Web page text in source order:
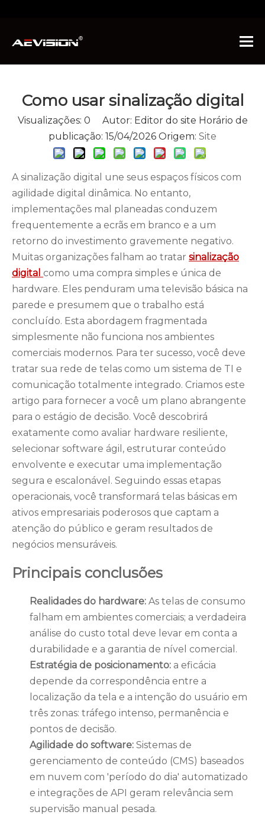
indústria » Como usar sinalização digital
Como usar sinalização digital
Visualizações: 0 Autor: Editor do site Horário de
publicação: 15/04/2026 Origem: Site
A sinalização digital une seus espaços físicos com
agilidade digital dinâmica. No entanto,
implementações mal planeadas conduzem
frequentemente a ecrãs em branco e a um
retorno do investimento gravemente negativo.
Muitas organizações falham ao tratar sinalização
digital como uma compra simples e única de
hardware. Eles penduram uma televisão básica na
parede e presumem que o trabalho está
concluído. Esta abordagem fragmentada
simplesmente não funciona nos ambientes
comerciais modernos. Para ter sucesso, você deve
tratar sua rede de telas como um sistema de TI e
comunicação totalmente integrado. Criamos este
artigo para fornecer a você um plano abrangente
para o estágio de decisão. Você descobrirá
exatamente como avaliar hardware resiliente,
selecionar software ágil, estruturar conteúdo
envolvente e executar uma implementação
segura e escalonável. Seguindo essas etapas
operacionais, você transformará telas básicas em
ativos empresariais poderosos que captam a
atenção do público e geram resultados de
negócios mensuráveis.
Principais conclusões
Realidades do hardware: As telas de consumo
falham em ambientes comerciais; a verdadeira
análise do custo total deve levar em conta a
durabilidade e a garantia de nível comercial.
Estratégia de posicionamento: a eficácia
depende da correspondência entre a
localização da tela e a intenção do usuário em
três zonas: tráfego intenso, permanência e
pontos de decisão.
Agilidade do software: Sistemas de
gerenciamento de conteúdo (CMS) baseados
em nuvem com 'período do dia' automatizado
e integrações de API geram relevância sem
supervisão manual pesada.